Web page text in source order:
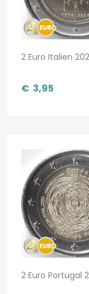
2 Euro Italien
€ 3,95
2 Euro Portugal